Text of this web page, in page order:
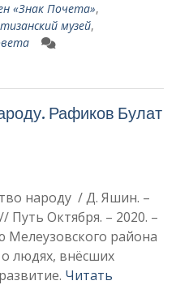
«Знак Почета»,
музей,
Рафиков Булат
народу / Д. Яшин. –
Путь Октября. – 2020. –
района
людях, внёсших
Читать